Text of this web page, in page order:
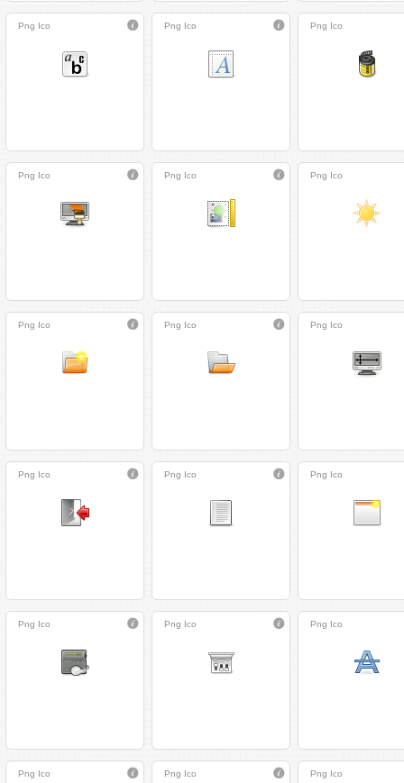
Png Ico Png Ico Png Ico
Png Ico Png Ico Png Ico
Png Ico Png Ico Png Ico
Png Ico Png Ico Png Ico
Png Ico Png Ico Png Ico
Png Ico Png Ico Png Ico